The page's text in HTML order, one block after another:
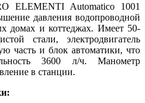
ELEMENTI Automatico 1001
давления водопроводной
домах и коттеджах. Имеет 50-
стали, электродвигатель
часть и блок автоматики, что
3600 л/ч. Манометр
в станции.